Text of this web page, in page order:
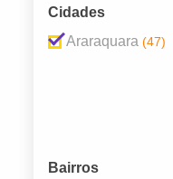
Cidades
Araraquara (47)
Bairros